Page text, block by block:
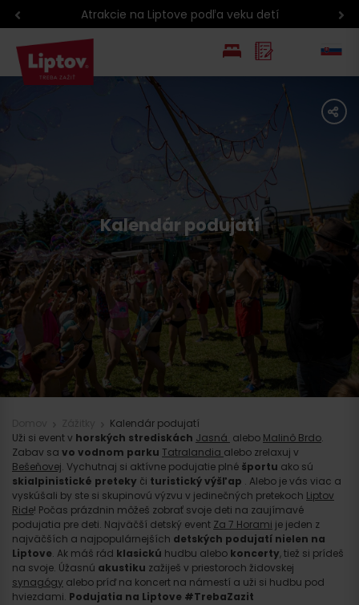
Aktuálne podujatia
PL
share
Kalendár podujatí
Kalendár podujatí
Uži si event v horských strediskách Jasná alebo Malinô Brdo.
Zabav sa vo vodnom parku Tatralandia alebo zrelaxuj v
Bešeňovej. Vychutnaj si aktívne podujatie plné športu ako sú
skialpinistické preteky či turistický výšľap . Alebo je vás viac a
vyskúšali by ste si skupinovú výzvu v jedinečných pretekoch Liptov
Ride! Počas prázdnin môžeš zobrať svoje deti na zaujímavé
podujatia pre deti. Najväčší detský event Za 7 Horami je jeden z
najväčších a najpopulárnejších detských podujatí nielen na
Liptove. Ak máš rád klasickú hudbu alebo koncerty, tiež si prídeš
na svoje. Úžasnú akustiku zažiješ v priestoroch židovskej
synagógy alebo príď na koncert na námestí a uži si hudbu pod
hviezdami. Podujatia na Liptove #TrebaZazit